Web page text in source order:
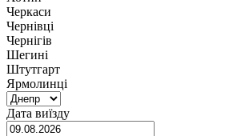
Черкаси
Чернівці
Чернігів
Шегині
Штутгарт
Ярмолинці
Дата виїзду